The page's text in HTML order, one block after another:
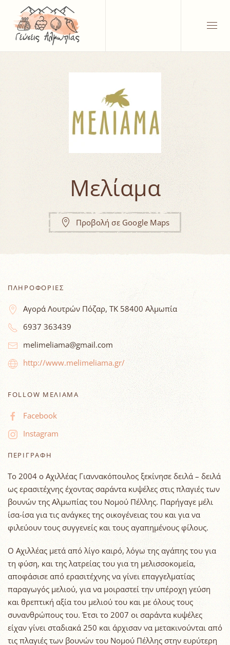
Μελίαμα
Προβολή σε Google Maps
ΠΛΗΡΟΦΟΡΙΕΣ
Αγορά Λουτρών Πόζαρ, ΤΚ 58400 Αλμωπία
6937 363439
melimeliama@gmail.com
http://www.melimeliama.gr/
FOLLOW ΜΕΛΙΑΜΑ
Facebook
Instagram
ΠΕΡΙΓΡΑΦΗ
Tο 2004 ο Αχιλλέας Γιαννακόπουλος ξεκίνησε δειλά – δειλά
ως ερασιτέχνης έχοντας σαράντα κυψέλες στις πλαγιές των
βουνών της Αλμωπίας του Νομού Πέλλης. Παρήγαγε μέλι
ίσα-ίσα για τις ανάγκες της οικογένειας του και για να
φιλεύουν τους συγγενείς και τους αγαπημένους φίλους.
Ο Αχιλλέας μετά από λίγο καιρό, λόγω της αγάπης του για
τη φύση, και της λατρείας του για τη μελισσοκομεία,
αποφάσισε από ερασιτέχνης να γίνει επαγγελματίας
παραγωγός μελιού, για να μοιραστεί την υπέροχη γεύση
και θρεπτική αξία του μελιού του και με όλους τους
συνανθρώπους του. Έτσι το 2007 οι σαράντα κυψέλες
είχαν γίνει σταδιακά 250 και άρχισαν να μετακινούνται από
τις πλαγιές των βουνών του Νομού Πέλλης στην ευρύτερη